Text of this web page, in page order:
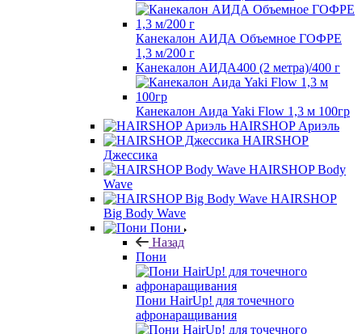
Канекалон АИДА Объемное ГОФРЕ
1,3 м/200 г
Канекалон АИДА400 (2 метра)/400 г
Канекалон Аида Yaki Flow 1,3 м 100гр
HAIRSHOP Ариэль
HAIRSHOP
Джессика
HAIRSHOP Body
Wave
HAIRSHOP
Big Body Wave
Пони
Назад
Пони
Пони HairUp! для точечного
афронаращивания